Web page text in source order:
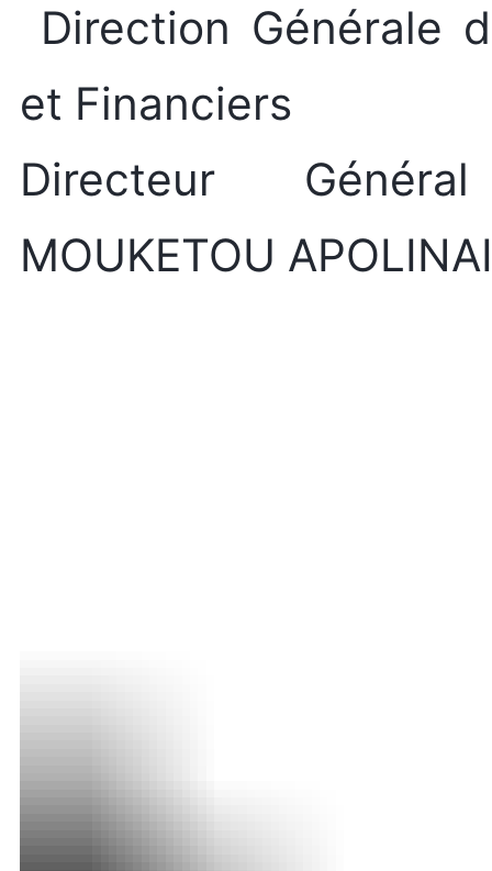
Direction Générale
et Financiers
Directeur
MOUKETOU